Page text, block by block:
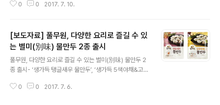
만들어 담백하고 쫄깃쫄깃한 육질 풀무원 계열의 LOHAS
삼계탕’을 출시했다고 10일 밝혔다. ‘올가 국물이 진하고
구수한 녹두 삼계탕(900g/14,800원)’은 국산 무항생제
영계에 국산 녹두와 유기농 찹쌀로 속을 꽉 채운 보양식이
다. 여기에 국내산 수삼과 대추, 황기, 당귀, 밤, 은행 등 몸
에 좋은 한방재료를 더해 영양 밸런스를 강화했다. 신제품
은 무항생제 영계를 통째로 넣어 전통 홈메이드 방식으로..
0 0 2017. 7. 10.
[보도자료] 풀무원, 다양한 요리로 즐길 수 있
는 별미(別味) 물만두 2종 출시
풀무원, 다양한 요리로 즐길 수 있는 별미(別味) 물만두 2
종 출시- ‘생가득 탱글새우 물만두’, ‘생가득 5색야채&고기
들 간식 등 다양한 요리 만들 수 있어 - 얇게 빚어낸 만두피
0 0 2017. 7. 6.